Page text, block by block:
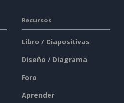
Recursos
Libro / Diapositivas
Diseño / Diagrama
Foro
Aprender